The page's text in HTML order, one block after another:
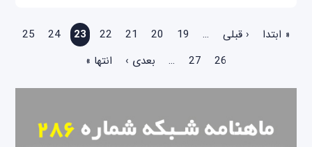
صفحه‌ها
« ابتدا ‹ قبلی …
19
20
21
22
23
24
25
26
27
… بعدی › انتها »